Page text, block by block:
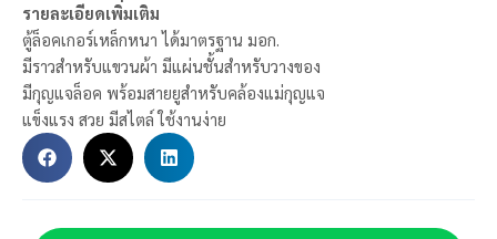
รายละเอียดเพิ่มเติม
ตู้ล็อคเกอร์เหล็กหนา ได้มาตรฐาน มอก.
มีราวสำหรับแขวนผ้า มีแผ่นชั้นสำหรับวางของ
มีกุญแจล็อค พร้อมสายยูสำหรับคล้องแม่กุญแจ
แข็งแรง สวย มีสไตล์ ใช้งานง่าย